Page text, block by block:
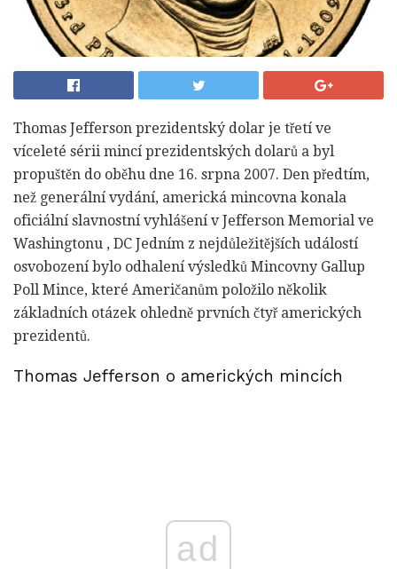
Thomas Jefferson prezidentský dolar je třetí ve
víceleté sérii mincí prezidentských dolarů a byl
propuštěn do oběhu dne 16. srpna 2007. Den předtím,
než generální vydání, americká mincovna konala
oficiální slavnostní vyhlášení v Jefferson Memorial ve
Washingtonu , DC Jedním z nejdůležitějších událostí
osvobození bylo odhalení výsledků Mincovny Gallup
Poll Mince, které Američanům položilo několik
základních otázek ohledně prvních čtyř amerických
prezidentů.
Thomas Jefferson o amerických mincích
ad